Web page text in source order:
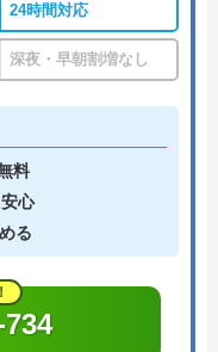
24時間対応
深夜・早朝割増なし
料
心
る